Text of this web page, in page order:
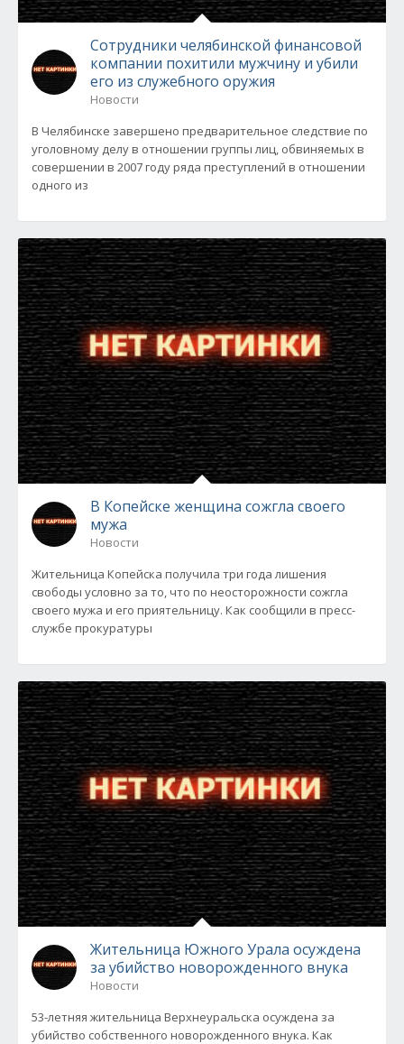
Сотрудники челябинской финансовой
компании похитили мужчину и убили
его из служебного оружия
Новости
В Челябинске завершено предварительное следствие по
уголовному делу в отношении группы лиц, обвиняемых в
совершении в 2007 году ряда преступлений в отношении
одного из
В Копейске женщина сожгла своего
мужа
Новости
Жительница Копейска получила три года лишения
свободы условно за то, что по неосторожности сожгла
своего мужа и его приятельницу. Как сообщили в пресс-
службе прокуратуры
Жительница Южного Урала осуждена
за убийство новорожденного внука
Новости
53-летняя жительница Верхнеуральска осуждена за
убийство собственного новорожденного внука. Как